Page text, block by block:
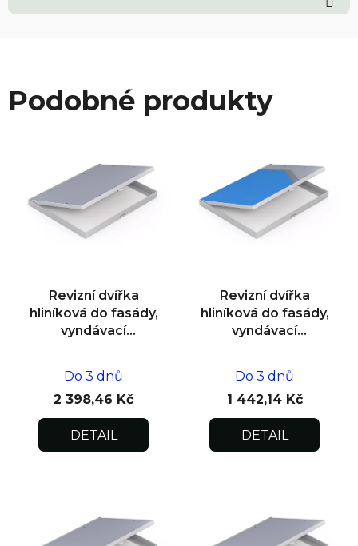
Podobné produkty
Revizní dvířka
hliníková do fasády,
vyndávací
Do 3 dnů
2 398,46 Kč
DETAIL
Revizní dvířka
hliníková do fasády,
vyndávací
Do 3 dnů
1 442,14 Kč
DETAIL